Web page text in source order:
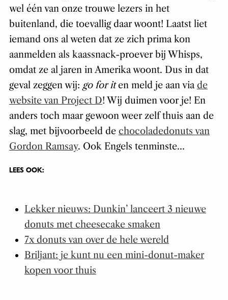
wel één van onze trouwe lezers in het
buitenland, die toevallig daar woont! Laatst liet
iemand ons al weten dat ze zich prima kon
aanmelden als kaassnack-proever bij Whisps,
omdat ze al jaren in Amerika woont. Dus in dat
geval zeggen wij: go for iten meld je aan via de
website van Project D! Wij duimen voor je! En
anders toch maar gewoon weer zelf thuis aan de
slag, met bijvoorbeeld de chocoladedonuts van
Gordon Ramsay. Ook Engels tenminste…
LEES OOK:
Lekker nieuws: Dunkin’ lanceert 3 nieuwe
donuts met cheesecake smaken
7x donuts van over de hele wereld
Briljant: je kunt nu een mini-donut-maker
kopen voor thuis